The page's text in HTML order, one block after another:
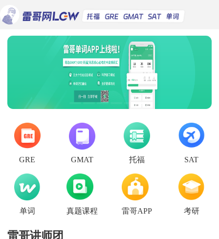
GRE GMAT 托福 SAT
单词 真题课程 雷哥APP 考研
雷哥讲师团